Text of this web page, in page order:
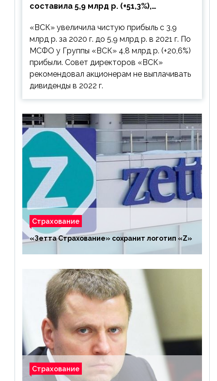
составила 5,9 млрд р. (+51,3%),
выплачивать
«ВСК» увеличила чистую прибыль с 3,9
млрд р. за 2020 г. до 5,9 млрд р. в 2021 г. По
МСФО у Группы «ВСК» 4,8 млрд р. (+20,6%)
прибыли. Совет директоров «ВСК»
рекомендовал акционерам не выплачивать
дивиденды в 2022 г.
Страхование
«Зетта Страхование» сохранит логотип «Z»
Страхование